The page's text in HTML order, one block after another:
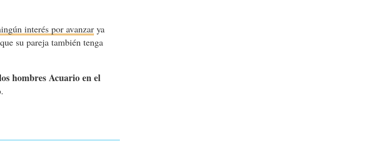
interés por avanzar ya
su pareja también tenga
hombres Acuario en el